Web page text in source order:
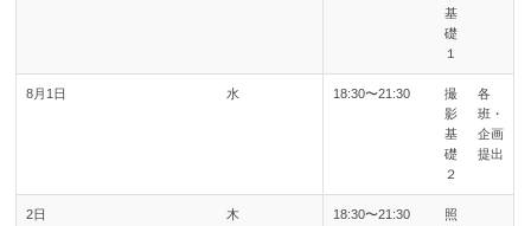
基
礎
１
8月1日 水 18:30〜21:30
撮
影
基
礎
２
各
班・
企画
提出
2日 木 18:30〜21:30
照